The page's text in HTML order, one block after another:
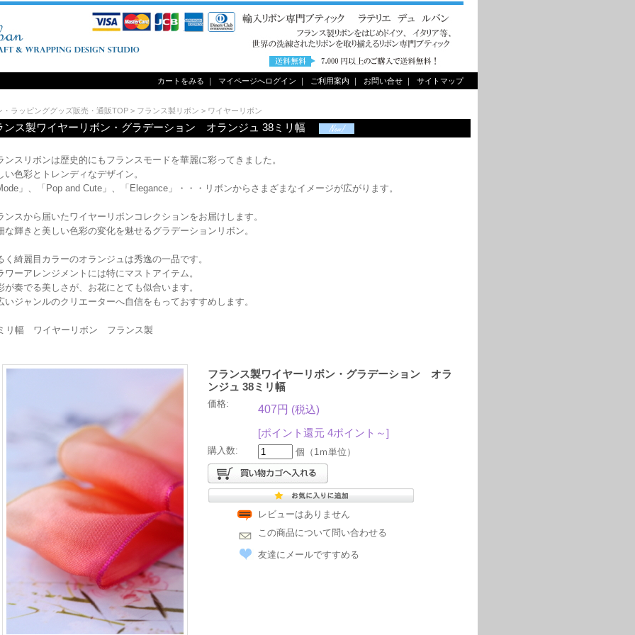
カートをみる ｜ マイページへログイン ｜ ご利用案内 ｜ お問い合せ ｜ サイトマップ
・ラッピンググッズ販売・通販TOP > フランス製リボン > ワイヤーリボン
ンス製ワイヤーリボン・グラデーション オランジュ 38ミリ幅
ンスリボンは歴史的にもフランスモードを華麗に彩ってきました。
い色彩とトレンディなデザイン。
」、「Pop and Cute」、「Elegance」・・・リボンからさまざまなイメージが広がります。
ンスから届いたワイヤーリボンコレクションをお届けします。
な輝きと美しい色彩の変化を魅せるグラデーションリボン。
く綺麗目カラーのオランジュは秀逸の一品です。
ワーアレンジメントには特にマストアイテム。
が奏でる美しさが、お花にとても似合います。
いジャンルのクリエーターへ自信をもっておすすめします。
リ幅 ワイヤーリボン フランス製
フランス製ワイヤーリボン・グラデーション オラ
ンジュ 38ミリ幅
価格: 407円 (税込)
[ポイント還元 4ポイント～]
購入数: 個（1ｍ単位）
レビューはありません
この商品について問い合わせる
友達にメールですすめる